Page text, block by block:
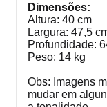
Dimensões:
Altura: 40 cm
Largura: 47,5
Profundidade:
Peso: 14 kg
Obs: Imagens
mudar em